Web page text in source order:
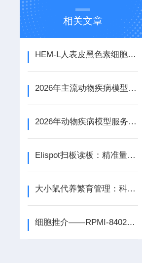
相关文章
HEM-L人表皮黑色素细胞的主要特性是什么
2026年主流动物疾病模型检测服务商大盘点
2026年动物疾病模型服务商选型攻略，避坑要点与服务商参考
Elispot扫板读板：精准量化免疫应答的技术进展
大小鼠代养繁育管理：科学代养的关键策略
细胞推介——RPMI-8402人急性T淋巴细胞白血病细胞